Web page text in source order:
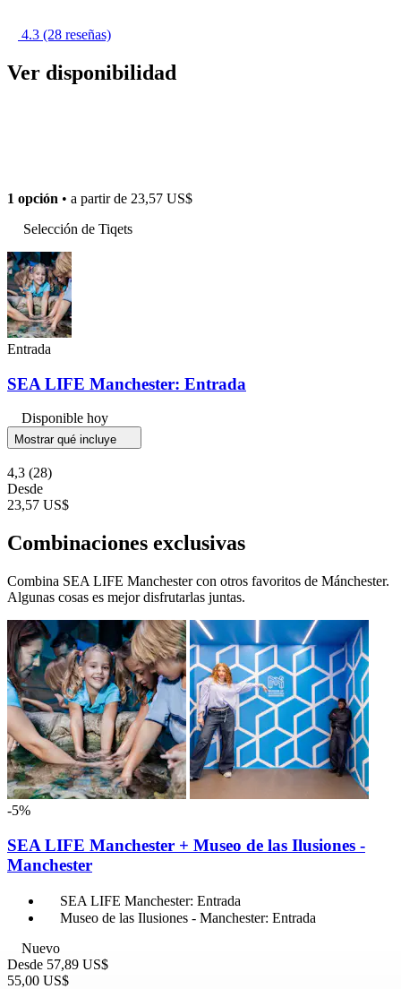
4.3 (28 reseñas)
Ver disponibilidad
1 opción • a partir de 23,57 US$
Selección de Tiqets
Entrada
SEA LIFE Manchester: Entrada
Disponible hoy
Mostrar qué incluye
4,3 (28)
Desde
23,57 US$
Combinaciones exclusivas
Combina SEA LIFE Manchester con otros favoritos de Mánchester.
Algunas cosas es mejor disfrutarlas juntas.
-5%
SEA LIFE Manchester + Museo de las Ilusiones -
Manchester
SEA LIFE Manchester: Entrada
Museo de las Ilusiones - Manchester: Entrada
Nuevo
Desde 57,89 US$
55,00 US$